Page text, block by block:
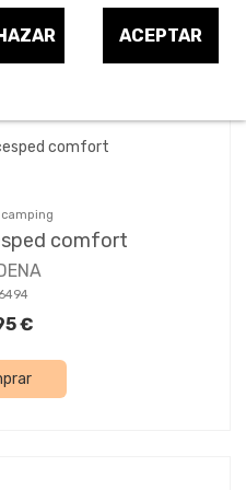
ACEPTAR
Ordenar por: 6
comfort
€